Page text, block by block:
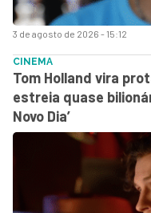
3 de agosto de 2026 - 15:12
CINEMA
Tom Holland vira
estreia quase
Novo Dia’